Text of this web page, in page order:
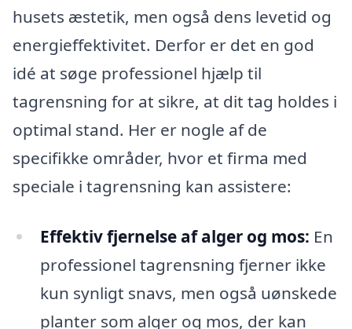
husets æstetik, men også dens levetid og
energieffektivitet. Derfor er det en god
idé at søge professionel hjælp til
tagrensning for at sikre, at dit tag holdes i
optimal stand. Her er nogle af de
specifikke områder, hvor et firma med
speciale i tagrensning kan assistere:
Effektiv fjernelse af alger og mos: En
professionel tagrensning fjerner ikke
kun synligt snavs, men også uønskede
planter som alger og mos, der kan